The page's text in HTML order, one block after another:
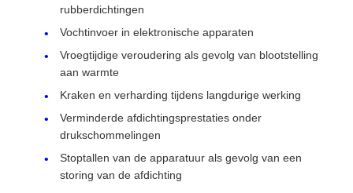
rubberdichtingen
Vochtinvoer in elektronische apparaten
Vroegtijdige veroudering als gevolg van blootstelling
aan warmte
Kraken en verharding tijdens langdurige werking
Verminderde afdichtingsprestaties onder
drukschommelingen
Stoptallen van de apparatuur als gevolg van een
storing van de afdichting